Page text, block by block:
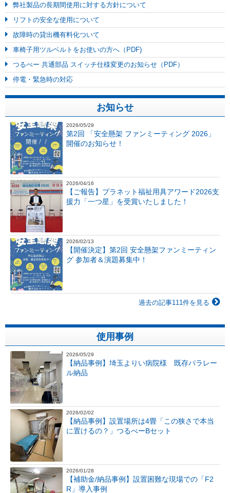
弊社製品の長期間使用に対する方針について
リフトの安全な使用について
故障時の貸出機有料化ついて
車椅子用ツルベルトをお使いの方へ（PDF)
つるべー 共通部品 スイッチ仕様変更のお知らせ（PDF）
停電・緊急時の対応
お知らせ
2026/05/29
第2回 「安全懸架 ファンミーティング 2026」
開催のお知らせ！
2026/04/16
【ご報告】プラネット福祉用具アワード2026支
援力「一つ星」を受賞いたしました！
2026/02/13
【開催決定】第2回 安全懸架ファンミーティン
グ 参加者＆演題募集中！
過去の記事111件を見る
使用事例
2026/05/29
【納品事例】埼玉よりい病院様 既存パラレー
ル納品
2026/02/02
【納品事例】設置場所は4畳「この狭さで本当
に置けるの？」つるべーBセット
2026/01/28
【補助金/納品事例】設置困難な現場での「F2
R」導入事例